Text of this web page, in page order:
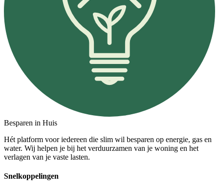
Besparen in Huis
Hét platform voor iedereen die slim wil besparen op energie, gas en
water. Wij helpen je bij het verduurzamen van je woning en het
verlagen van je vaste lasten.
Snelkoppelingen